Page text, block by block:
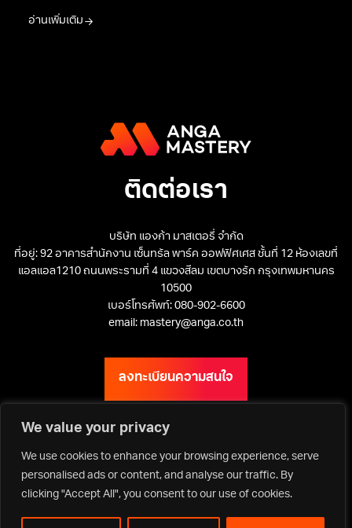
We value your privacy
We use cookies to enhance your browsing experience, serve
personalised ads or content, and analyse our traffic. By
clicking "Accept All", you consent to our use of cookies.
อ่านเพิ่มเติม
ติดต่อเรา
บริษัท แองก้า มาสเตอรี่ จำกัด
ที่อยู่: 92 อาคารสำนักงาน เซ็นทรัล พาร์ค ออฟฟิศเศส ชั้นที่ 12 ห้องเลขที่
แอลแอล1210 ถนนพระรามที่ 4 แขวงสีลม เขตบางรัก กรุงเทพมหานคร
10500
เบอร์โทรศัพท์: 080-902-6600
email: mastery@anga.co.th
ลงทะเบียนความสนใจ